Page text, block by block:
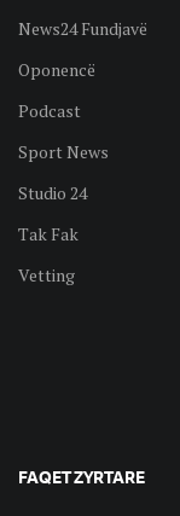
News24 Fundjavë
Oponencë
Podcast
Sport News
Studio 24
Tak Fak
Vetting
FAQET ZYRTARE